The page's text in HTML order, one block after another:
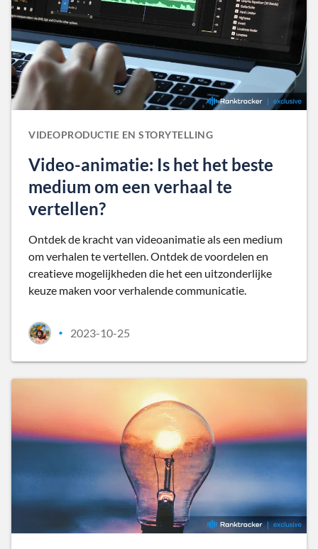
VIDEOPRODUCTIE EN STORYTELLING
Video-animatie: Is het het beste
medium om een verhaal te
vertellen?
Ontdek de kracht van videoanimatie als een medium
om verhalen te vertellen. Ontdek de voordelen en
creatieve mogelijkheden die het een uitzonderlijke
keuze maken voor verhalende communicatie.
• 2023-10-25